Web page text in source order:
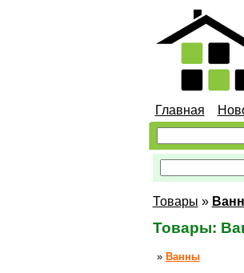
Главная
Товары »
Товары:
» Ванны